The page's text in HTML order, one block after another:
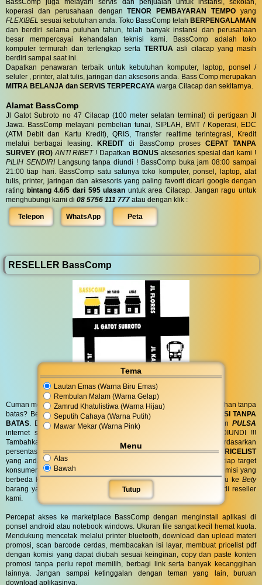
Tema
Lautan Emas (Warna Biru Emas)
Rembulan Malam (Warna Gelap)
Zamrud Khatulistiwa (Warna Hijau)
Seputih Cahaya (Warna Putih)
Mawar Mekar (Warna Pink)
Menu
Atas
Bawah
Tutup
BassComp juga melayani servis dan penjualan untuk instansi, sekolah,
koperasi dan perusahaan denganTENOR PEMBAYARAN TEMPO yang
FLEXIBEL sesuai kebutuhan anda. Toko BassComp telah BERPENGALAMAN
dan berdiri selama puluhan tahun, telah banyak instansi dan perusahaan
besar mempercayai kehandalan teknisi kami. BassComp adalah toko
komputer termurah dan terlengkap serta TERTUAasli cilacap yang masih
berdiri sampai saat ini.
Dapatkan penawaran terbaik untuk kebutuhan komputer, laptop, ponsel /
seluler , printer, alat tulis, jaringan dan aksesoris anda. Bass Comp merupakan
MITRA BELANJA dan SERVIS TERPERCAYA warga Cilacap dan sekitarnya.
Alamat BassComp
Jl Gatot Subroto no 47 Cilacap (100 meter selatan terminal) di pertigaan Jl
Jawa. BassComp melayani pembelian tunai, SIPLAH, BMT / Koperasi, EDC
(ATM Debit dan Kartu Kredit), QRIS, Transfer realtime terintegrasi, Kredit
melalui berbagai leasing.
KREDITdi BassComp proses CEPAT TANPA
SURVEY (RO) ANTI RIBET !Dapatkan BONUSaksesories spesial dari kami !
PILIH SENDIRILangsung tanpa diundi ! BassComp buka jam 08:00 sampai
21:00 tiap hari. BassComp satu satunya toko komputer, ponsel, laptop, alat
tulis, printer, jaringan dan aksesoris yang paling favorit dicari google dengan
rating bintang 4.6/5 dari 595 ulasan untuk area Cilacap. Jangan ragu untuk
menghubungi kami di 08 5756 111 777 atau dengan klik :
Telepon WhatsApp Peta
RESELLER BassComp
Cuman modal posting di media sosial bisa dapat penghasilan tambahan tanpa
batas? Bergabung menjadiRESELLERkami serta dapatkan
KOMISI TANPA
BATAS. DapatkanBINGKISAN PARCEL di hari spesial anda danPULSA
internet serta
untuk anda ! GRATIS !! TANPA DIUNDI !!!
Tambahkan komisi sebanyak yang anda inginkan atau berdasarkan
persentase lalu biarkan sistem kami yang bekerja untuk anda.
PRICELIST
yang anda bagikan bisa
pilih kata dan warna untuk setiap target
konsumen anda. Bahkan barang yang sama dapat dijual dengan komisi yang
berbeda ke orang yang berbeda, misal keAgneskomisi 200rb lalu ke Bety
barang yang sama komisi 300rb. Tertarik? Yuk buruan gabung jadi reseller
kami.
Percepat akses ke marketplace BassComp dengan menginstall aplikasi di
ponsel android atau notebook windows. Ukuran file sangat kecil hemat kuota.
Mendukung mencetak melalui printer bluetooth, download dan upload materi
promosi, scan barcode cerdas, membacakan isi layar, membuat pricelist pdf
dengan komisi yang dapat diubah sesuai keinginan, copy dan paste konten
promosi tanpa perlu repot memilih, berbagi link serta banyak kecanggihan
lainnya. Jangan sampai ketinggalan dengan teman yang lain, buruan
download aplikasinya.